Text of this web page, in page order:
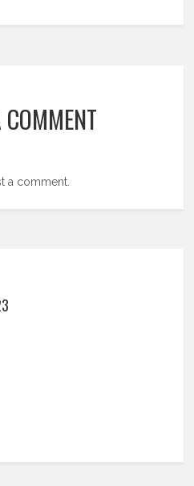
COMMENT
a comment.